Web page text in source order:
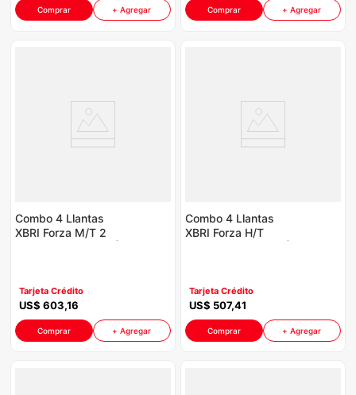
Comprar + Agregar Comprar + Agregar
Combo 4 Llantas
XBRI Forza M/T 2
Tarjeta Crédito
US$ 603,16
Comprar + Agregar
Combo 4 Llantas
XBRI Forza H/T
Tarjeta Crédito
US$ 507,41
Comprar + Agregar